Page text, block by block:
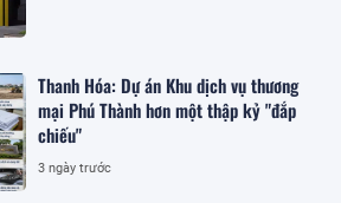
Thanh Hóa: Dự án Khu dịch vụ thương
mại Phú Thành hơn một thập kỷ "đắp
chiếu"
3 ngày trước